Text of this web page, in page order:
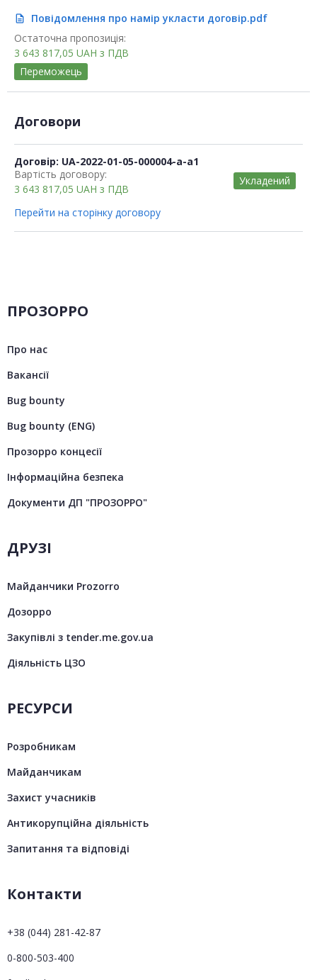
description
Повідомлення про намір укласти договір.pdf
Остаточна пропозиція:
3 643 817,05 UAH з ПДВ
Переможець
Договори
Договір: UA-2022-01-05-000004-a-a1
Вартість договору:
3 643 817,05 UAH з ПДВ
Укладений
Перейти на сторінку договору
ПРОЗОРРО
Про нас
Вакансії
Bug bounty
Bug bounty (ENG)
Прозорро концесії
Інформаційна безпека
Документи ДП "ПРОЗОРРО"
ДРУЗІ
Майданчики Prozorro
Дозорро
Закупівлі з tender.me.gov.ua
Діяльність ЦЗО
РЕСУРСИ
Розробникам
Майданчикам
Захист учасників
Антикорупційна діяльність
Запитання та відповіді
Контакти
+38 (044) 281-42-87
0-800-503-400